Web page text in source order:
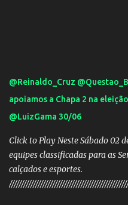
@Reinaldo_Cruz
apoiamos a Chapa 2 na
@LuizGama 30/06
Click to Play Neste Sábado 02
equipes classificadas para as
calçados e esportes.